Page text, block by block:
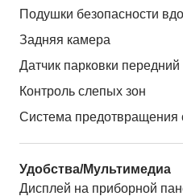
Подушки безопасности
Задняя камера
Датчик парковки передний
Контроль слепых зон
Система предотвращения
Удобства/Мультимедиа
Дисплей на приборной